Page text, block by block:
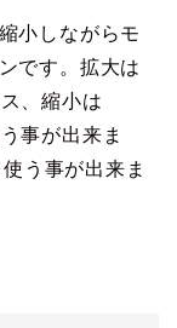
小しながらモ
です。拡大は
、縮小は
事が出来ま
う事が出来ま